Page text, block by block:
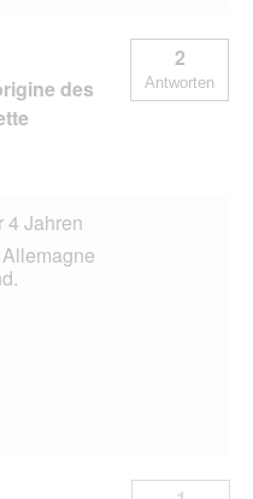
des
2
Antworten
4 Jahren